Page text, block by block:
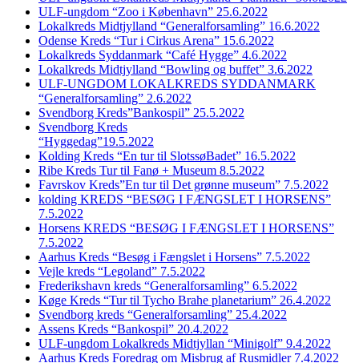
ULF-ungdom “Zoo i København” 25.6.2022
Lokalkreds Midtjylland “Generalforsamling” 16.6.2022
Odense Kreds “Tur i Cirkus Arena” 15.6.2022
Lokalkreds Syddanmark “Café Hygge” 4.6.2022
Lokalkreds Midtjylland “Bowling og buffet” 3.6.2022
ULF-UNGDOM LOKALKREDS SYDDANMARK
“Generalforsamling” 2.6.2022
Svendborg Kreds”Bankospil” 25.5.2022
Svendborg Kreds
“Hyggedag”19.5.2022
Kolding Kreds “En tur til SlotssøBadet” 16.5.2022
Ribe Kreds Tur til Fanø + Museum 8.5.2022
Favrskov Kreds”En tur til Det grønne museum” 7.5.2022
kolding KREDS “BESØG I FÆNGSLET I HORSENS”
7.5.2022
Horsens KREDS “BESØG I FÆNGSLET I HORSENS”
7.5.2022
Aarhus Kreds “Besøg i Fængslet i Horsens” 7.5.2022
Vejle kreds “Legoland” 7.5.2022
Frederikshavn kreds “Generalforsamling” 6.5.2022
Køge Kreds “Tur til Tycho Brahe planetarium” 26.4.2022
Svendborg kreds “Generalforsamling” 25.4.2022
Assens Kreds “Bankospil” 20.4.2022
ULF-ungdom Lokalkreds Midtjyllan “Minigolf” 9.4.2022
Aarhus Kreds Foredrag om Misbrug af Rusmidler 7.4.2022